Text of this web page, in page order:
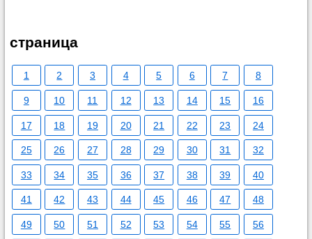
страница
1 2 3 4 5 6 7 8
9 10 11 12 13 14 15 16
17 18 19 20 21 22 23 24
25 26 27 28 29 30 31 32
33 34 35 36 37 38 39 40
41 42 43 44 45 46 47 48
49 50 51 52 53 54 55 56